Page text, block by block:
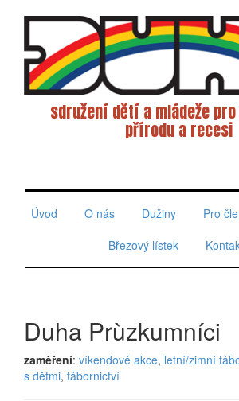
sdružení dětí a mládeže
přírodu a recesi
Úvod
O nás Dužiny Pro
Březový lístek
Duha Prùzkumníci
zaměření: víkendové akce, letní/zimní
s dětmi, tábornictví